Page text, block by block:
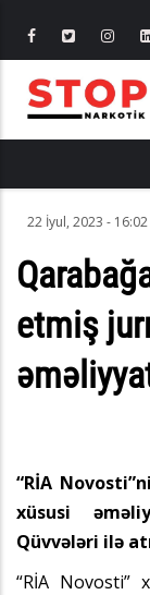
22 İyul, 2023 - 16:02
etmiş
“RİA
xüsusi
Qüvvələri ilə
“RİA